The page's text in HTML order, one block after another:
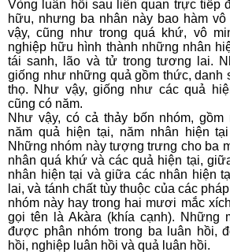
Vòng luân hồi sau liên quan trực tiếp
hữu, nhưng ba nhân này bao hàm
vậy, cũng như trong quá khứ, vô
nghiệp hữu hình thành những nhân
tái sanh, lão và tử trong tương lai.
giống như những quả gồm thức, danh
thọ. Như vậy, giống như các quả
cũng có năm.
Như vậy, có cả thảy bốn nhóm, gồm
năm quả hiện tại, năm nhân hiện
Những nhóm này tượng trưng cho ba
nhân quá khứ và các quả hiện tại,
nhân hiện tại và giữa các nhân hiện
lai, và tánh chất tùy thuộc của các
nhóm này hay trong hai mươi mắc
gọi tên là Akàra (khía cạnh). Những
được phân nhóm trong ba luân hồi,
hồi, nghiệp luân hồi và quả luân hồi.